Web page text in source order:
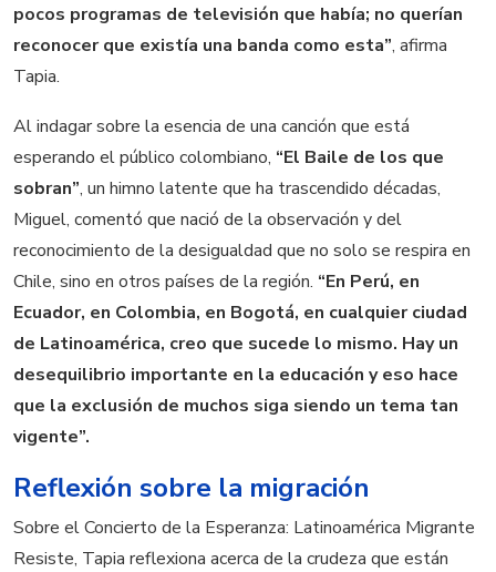
pocos programas de televisión que había; no querían
reconocer que existía una banda como esta”, afirma
Tapia.
Al indagar sobre la esencia de una canción que está
esperando el público colombiano, “El Baile de los que
sobran”, un himno latente que ha trascendido décadas,
Miguel, comentó que nació de la observación y del
reconocimiento de la desigualdad que no solo se respira en
Chile, sino en otros países de la región. “En Perú, en
Ecuador, en Colombia, en Bogotá, en cualquier ciudad
de Latinoamérica, creo que sucede lo mismo. Hay un
desequilibrio importante en la educación y eso hace
que la exclusión de muchos siga siendo un tema tan
vigente”.
Reflexión sobre la migración
Sobre el Concierto de la Esperanza: Latinoamérica Migrante
Resiste, Tapia reflexiona acerca de la crudeza que están